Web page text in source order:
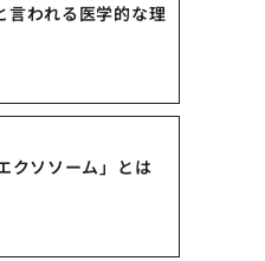
言われる医学的な理
クソソーム」とは